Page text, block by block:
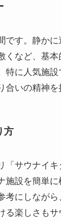
です。静か
くなど、基
特に人気施
合いの精神を
方
「サウナイ
施設を簡単
考にしなが
る楽しさも